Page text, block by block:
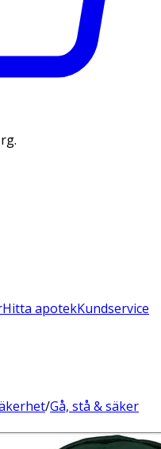
Hitta apotekKundservice
/Gå, stå & säker